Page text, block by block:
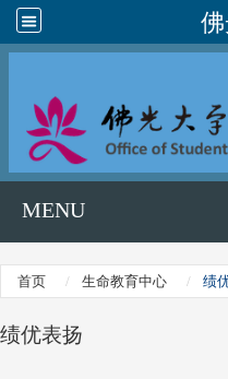
MENU
首页 生命教育中心 绩
绩优表扬